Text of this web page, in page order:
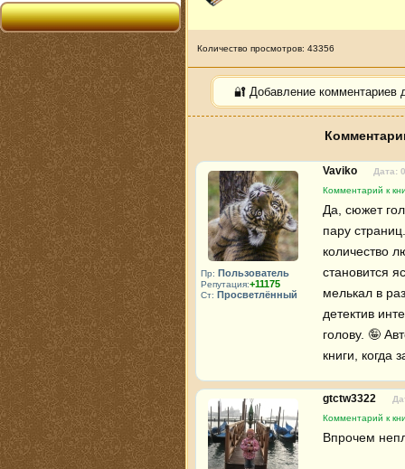
Количество просмотров: 43356
🔐 Добавление комментариев
Пр: Пользователь
Репутация:+11175
Ст: Просветлённый
Vaviko
Дата:
Комментарий к
Да, сюжет
пару
количество
становится
мелькал в
детектив
голову. 🤪
книги, когда
gtctw3322
Комментарий к
Впрочем